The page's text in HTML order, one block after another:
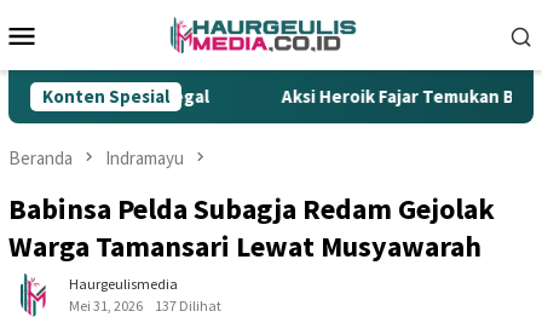
ke
Mobile
Konten Spesial
Rokok Ilegal Aksi Heroik Fajar Temukan Bocah
Beranda Indramayu
Babinsa Pelda Subagja Redam Gejolak
Warga Tamansari Lewat Musyawarah
Haurgeulismedia
Mei 31, 2026
137 Dilihat